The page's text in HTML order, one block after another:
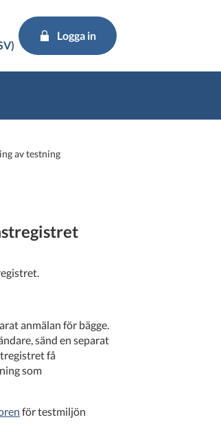
Logga in
av testning
anmälan för bägge.
sänd en separat
få
som
för testmiljön